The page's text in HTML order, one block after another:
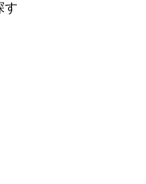
す